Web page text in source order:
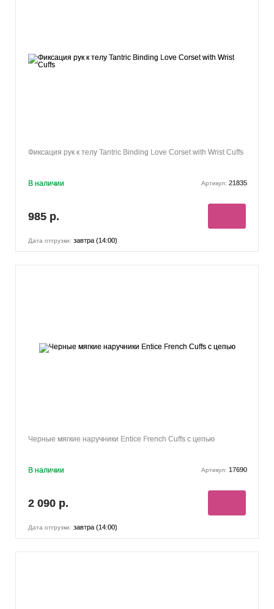
Фиксация рук к телу Tantric Binding Love Corset with Wrist Cuffs
В наличии Артикул: 21835
985 р.
Дата отгрузки: завтра (14:00)
Черные мягкие наручники Entice French Cuffs с цепью
В наличии Артикул: 17690
2 090 р.
Дата отгрузки: завтра (14:00)